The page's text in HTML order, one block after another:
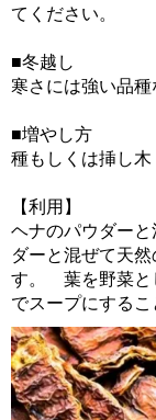
てください。
■冬越し
寒さには強い品種
■増やし方
種もしくは挿し木
【利用】
ヘナのパウダー
ダーと混ぜて天
す。 葉を野菜と
でスープにするこ